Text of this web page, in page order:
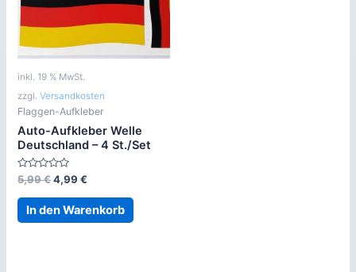
inkl. 19 % MwSt.
zzgl.Versandkosten
Flaggen-Aufkleber
Auto-Aufkleber Welle
Deutschland – 4 St./Set
Bewertet
mit
0
von
5,99€Ursprünglicher
war:
4,99€
ist:
4,99 €.
In den Warenkorb